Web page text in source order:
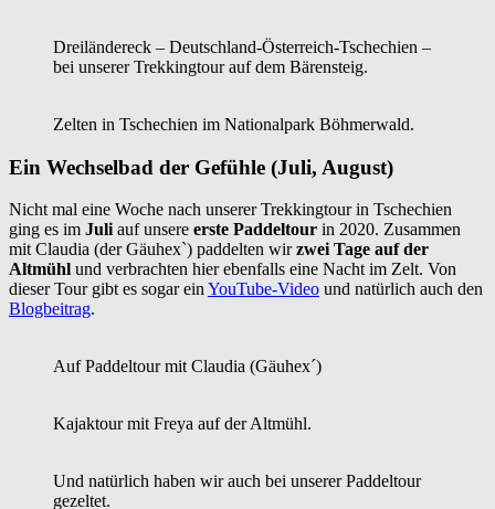
Dreiländereck – Deutschland-Österreich-Tschechien –
bei unserer Trekkingtour auf dem Bärensteig.
Zelten in Tschechien im Nationalpark Böhmerwald.
Ein Wechselbad der Gefühle (Juli, August)
Nicht mal eine Woche nach unserer Trekkingtour in Tschechien
ging es im Juli auf unsere erste Paddeltour in 2020. Zusammen
mit Claudia (der Gäuhex`) paddelten wirzwei Tage auf der
Altmühl und verbrachten hier ebenfalls eine Nacht im Zelt. Von
dieser Tour gibt es sogar ein YouTube-Video und natürlich auch den
Blogbeitrag.
Auf Paddeltour mit Claudia (Gäuhex´)
Kajaktour mit Freya auf der Altmühl.
Und natürlich haben wir auch bei unserer Paddeltour
gezeltet.